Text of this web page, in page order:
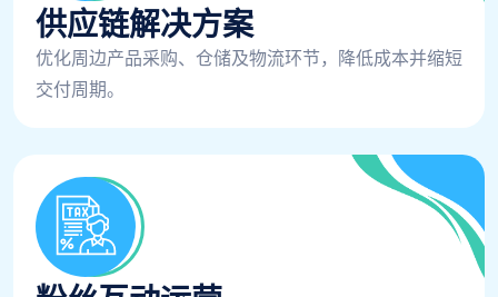
供应链解决方案
优化周边产品采购、仓储及物流环节，降低成本并缩短
交付周期。